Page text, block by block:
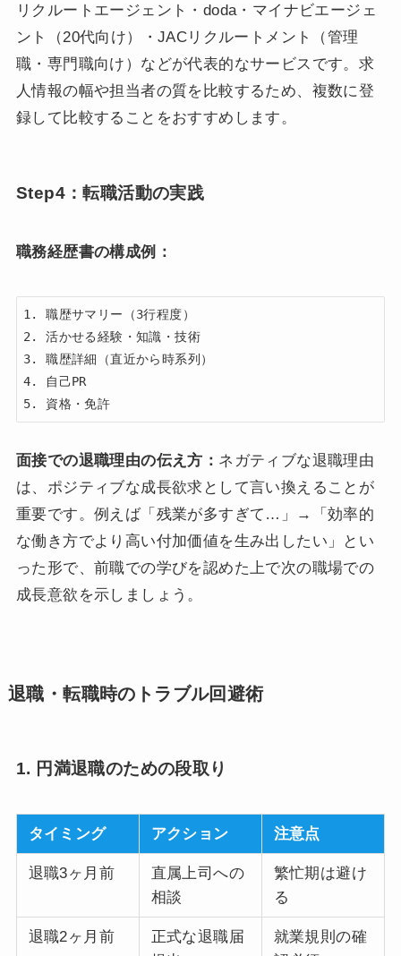
リクルートエージェント・doda・マイナビエージェ
ント（20代向け）・JACリクルートメント（管理
職・専門職向け）などが代表的なサービスです。求
人情報の幅や担当者の質を比較するため、複数に登
録して比較することをおすすめします。
Step4：転職活動の実践
職務経歴書の構成例：
1. 職歴サマリー（3行程度）
2. 活かせる経験・知識・技術
3. 職歴詳細（直近から時系列）
4. 自己PR
面接での退職理由の伝え方： ネガティブな退職理由
は、ポジティブな成長欲求として言い換えることが
重要です。例えば「残業が多すぎて…」→「効率的
な働き方でより高い付加価値を生み出したい」とい
った形で、前職での学びを認めた上で次の職場での
成長意欲を示しましょう。
退職・転職時のトラブル回避術
1. 円満退職のための段取り
タイミング アクション 注意点
退職3ヶ月前
直属上司への
相談
繁忙期は避け
る
退職2ヶ月前
正式な退職届
就業規則の確